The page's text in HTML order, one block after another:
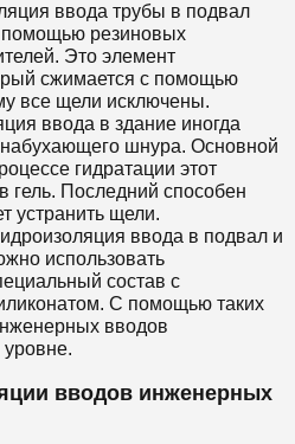
ввода трубы в подвал
резиновых
Это элемент
сжимается с помощью
все щели исключены.
ввода в здание иногда
шнура. Основной
гидратации этот
гель. Последний способен
устранить щели.
ввода в подвал и
использовать
состав с
С помощью таких
вводов
вводов инженерных